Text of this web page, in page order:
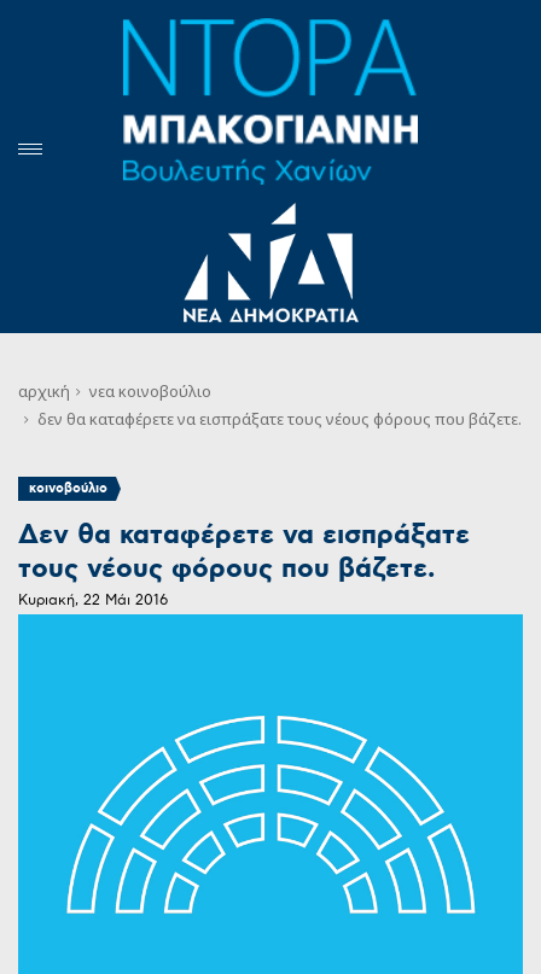
αρχική νεακοινοβούλιο
δεν θα καταφέρετε να εισπράξατε τους νέους φόρους που βάζετε.
κοινοβούλιο
Δεν θα καταφέρετε να εισπράξατε
τους νέους φόρους που βάζετε.
Κυριακή, 22 Μάι 2016